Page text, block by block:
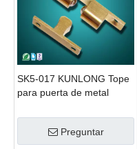
SK5-017 KUNLONG Tope
para puerta de metal
Preguntar